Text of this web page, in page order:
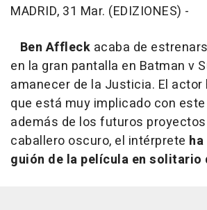
MADRID, 31 Mar. (EDIZIONES) -
Ben Affleck acaba de
en la gran pantalla en Batman v
amanecer de la Justicia. El
que está muy implicado con
además de los futuros
caballero oscuro, el intérprete
guión de la película en solitario